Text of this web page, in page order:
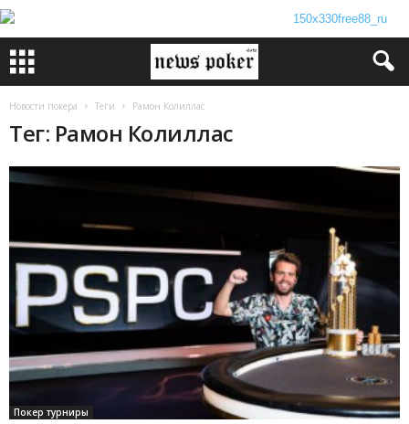
Новости покера Теги Рамон Колиллас
Тег: Рамон Колиллас
Покер турниры